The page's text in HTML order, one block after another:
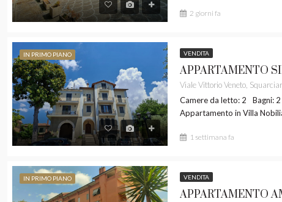
2 giorni fa
IN PRIMO PIANO VENDITA
Camere da letto: 2
Bagni: 2
Appartamento in Villa
1 settimana fa
IN PRIMO PIANO VENDITA